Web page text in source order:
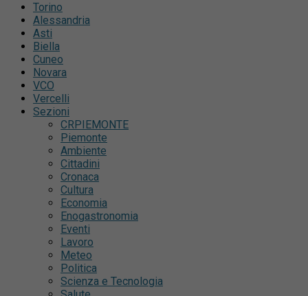
Torino
Alessandria
Asti
Biella
Cuneo
Novara
VCO
Vercelli
Sezioni
CRPIEMONTE
Piemonte
Ambiente
Cittadini
Cronaca
Cultura
Economia
Enogastronomia
Eventi
Lavoro
Meteo
Politica
Scienza e Tecnologia